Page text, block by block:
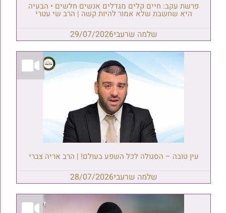
פרשת עקב: חיים קלים מגדלים אנשים חלשים • הבעיה
היא שחשבת שלא אמור להיות קשה | הרב שי עטרי
שלמה שרעבי29/07/2026
עין טובה – הסגולה לכל השפע בעולם! | הרב אריה צברי
שלמה שרעבי28/07/2026